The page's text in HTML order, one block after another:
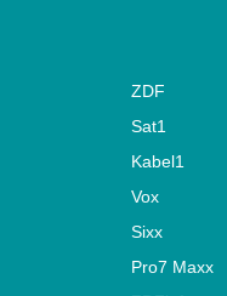
ZDF
Sat1
Kabel1
Vox
Sixx
Pro7 Maxx